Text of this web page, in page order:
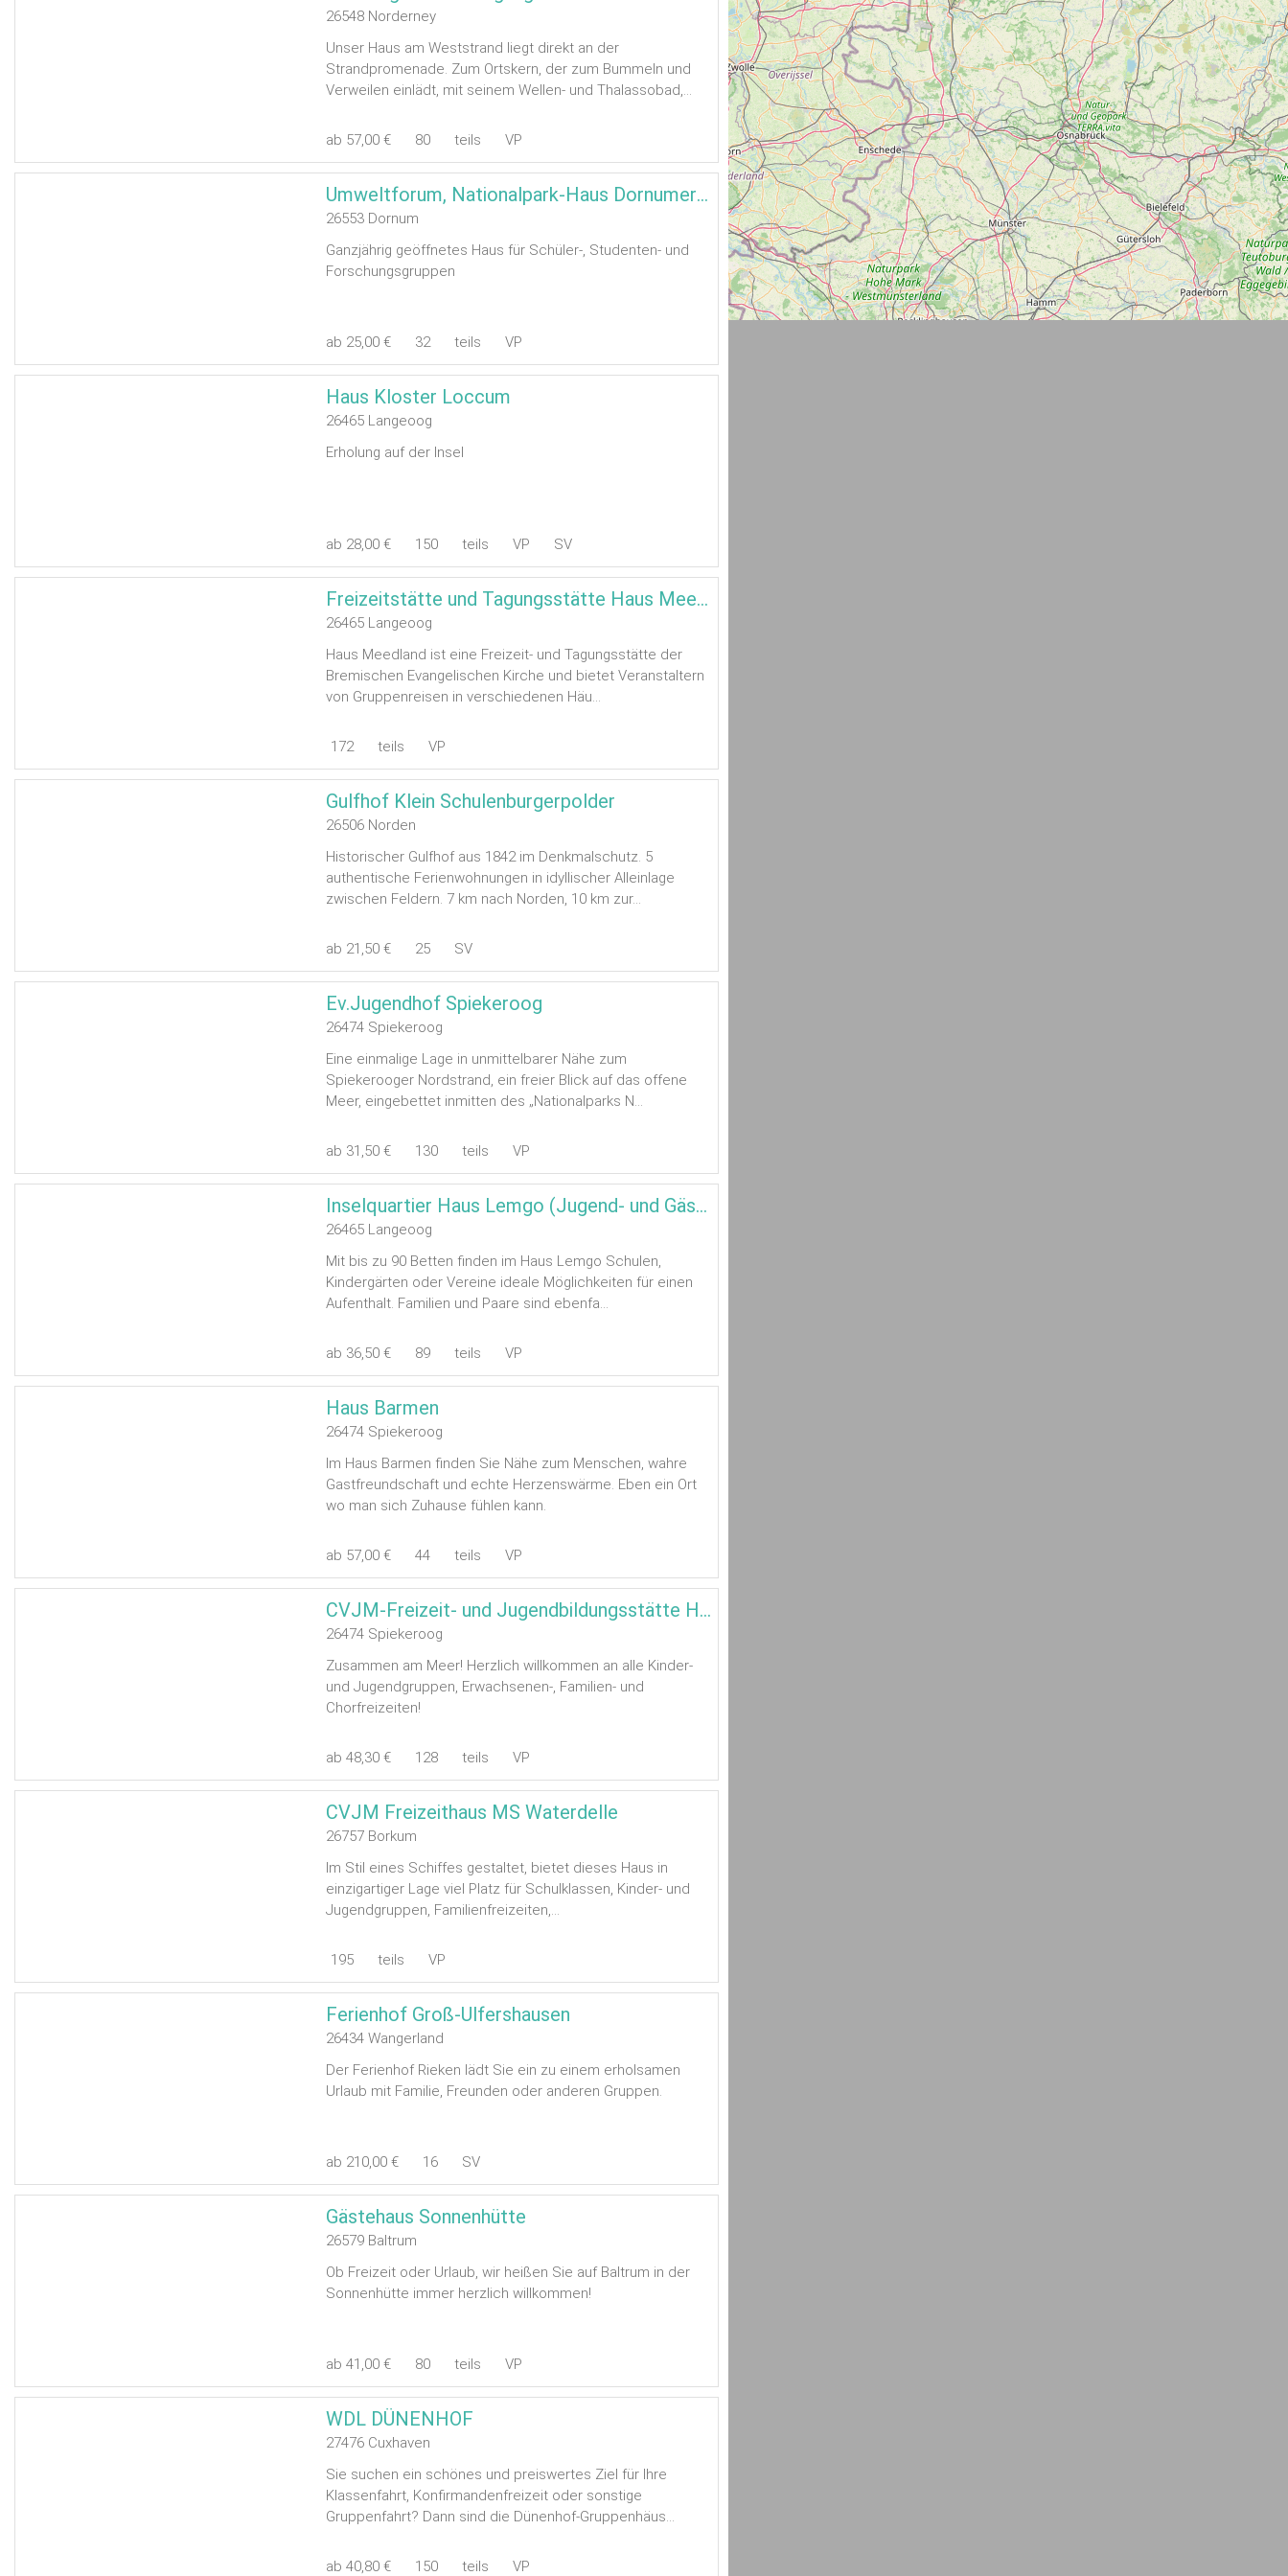
26548 Norderney
Unser Haus am Weststrand liegt direkt an der
Strandpromenade. Zum Ortskern, der zum Bummeln und
Verweilen einlädt, mit seinem Wellen- und Thalassobad,...
ab 57,00 € 80 teils VP
Umweltforum, Nationalpark-Haus Dornumersiel (BUND)
26553 Dornum
Ganzjährig geöffnetes Haus für Schüler-, Studenten- und
Forschungsgruppen
ab 25,00 € 32 teils VP
Haus Kloster Loccum
26465 Langeoog
Erholung auf der Insel
ab 28,00 € 150 teils VP SV
Freizeitstätte und Tagungsstätte Haus Meedland
26465 Langeoog
Haus Meedland ist eine Freizeit- und Tagungsstätte der
Bremischen Evangelischen Kirche und bietet Veranstaltern
von Gruppenreisen in verschiedenen Häu...
172 teils VP
Gulfhof Klein Schulenburgerpolder
26506 Norden
Historischer Gulfhof aus 1842 im Denkmalschutz. 5
authentische Ferienwohnungen in idyllischer Alleinlage
zwischen Feldern. 7 km nach Norden, 10 km zur...
ab 21,50 € 25 SV
Ev.Jugendhof Spiekeroog
26474 Spiekeroog
Eine einmalige Lage in unmittelbarer Nähe zum
Spiekerooger Nordstrand, ein freier Blick auf das offene
Meer, eingebettet inmitten des „Nationalparks N...
ab 31,50 € 130 teils VP
Inselquartier Haus Lemgo (Jugend- und Gästehaus)
26465 Langeoog
Mit bis zu 90 Betten finden im Haus Lemgo Schulen,
Kindergärten oder Vereine ideale Möglichkeiten für einen
Aufenthalt. Familien und Paare sind ebenfa...
ab 36,50 € 89 teils VP
Haus Barmen
26474 Spiekeroog
Im Haus Barmen finden Sie Nähe zum Menschen, wahre
Gastfreundschaft und echte Herzenswärme. Eben ein Ort
wo man sich Zuhause fühlen kann.
ab 57,00 € 44 teils VP
CVJM-Freizeit- und Jugendbildungsstätte Haus Quellerdünen
26474 Spiekeroog
Zusammen am Meer! Herzlich willkommen an alle Kinder-
und Jugendgruppen, Erwachsenen-, Familien- und
Chorfreizeiten!
ab 48,30 € 128 teils VP
CVJM Freizeithaus MS Waterdelle
26757 Borkum
Im Stil eines Schiffes gestaltet, bietet dieses Haus in
einzigartiger Lage viel Platz für Schulklassen, Kinder- und
Jugendgruppen, Familienfreizeiten,...
195 teils VP
Ferienhof Groß-Ulfershausen
26434 Wangerland
Der Ferienhof Rieken lädt Sie ein zu einem erholsamen
Urlaub mit Familie, Freunden oder anderen Gruppen.
ab 210,00 € 16 SV
Gästehaus Sonnenhütte
26579 Baltrum
Ob Freizeit oder Urlaub, wir heißen Sie auf Baltrum in der
Sonnenhütte immer herzlich willkommen!
ab 41,00 € 80 teils VP
WDL DÜNENHOF
27476 Cuxhaven
Sie suchen ein schönes und preiswertes Ziel für Ihre
Klassenfahrt, Konfirmandenfreizeit oder sonstige
Gruppenfahrt? Dann sind die Dünenhof-Gruppenhäus...
ab 40,80 € 150 teils VP